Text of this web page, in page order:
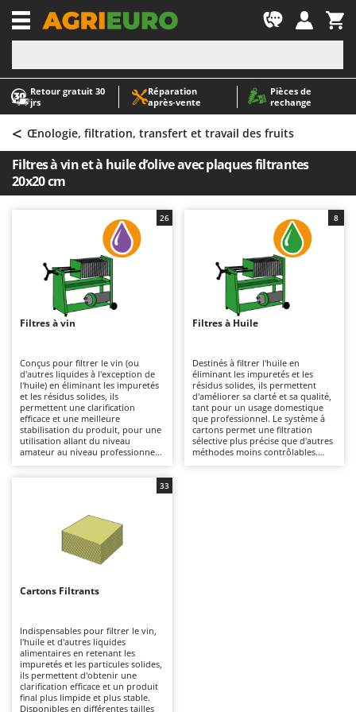
Retour gratuit 30
jrs
Réparation
après‑vente
Pièces de
rechange
-1
A
Abris de jardin
Accessoires pour tracteurs tondeuses autoportés
Aérateurs Scarificateurs pour gazon
Arracheuses de pommes de terre pour tracteur
Aspirateurs à cendres
Aspirateurs à feuilles sur roues
Aspirateurs de piscine
Aspirateurs Multifonctions
Atomiseurs agricoles pour tracteurs
Autolaveuses
Autres produits
B
Balayeuses
Bancs de scie pour le bois - Scies à bûches
Brosses pour sols extérieurs
Brouettes à moteur
Butteurs pour tracteur
C
Chargeurs de batterie - Démarreurs
Charrues pour tracteur
A
AgriEuro Premium
AgriEuro TOP-LINE
AGT
ALA 2000
Alce
Alpina
Ambrogio Robot
Annovi Reverberi
ANTHBOT
Archman
Ariete
Artus
Attila
Awelco
B
Baesso
Bahco
< Œnologie, filtration, transfert et travail des fruits
Filtres à vin et à huile d’olive avec plaques filtrantes
20x20 cm
Filtres à vin
Conçus pour filtrer le vin (ou
d'autres liquides à l'exception de
l'huile) en éliminant les impuretés
et les résidus solides, ils
permettent une clarification
efficace et une meilleure
stabilisation du produit, pour une
utilisation allant du niveau
amateur au niveau professionnel.
différents degrés de clarté
souhaités pour le vin. Disponibles
en versions portables ou sur
roulettes, ils se distinguent par
leur praticité d'utilisation et leur
d'autres modèles de la même
catégorie. Parfaits pour les caves,
permettent un traitement fiable
même sur des volumes moyens à
élevés. Pour maintenir des
performances constantes, il est
essentiel de remplacer les cartons
filtrants et de nettoyer
soigneusement les composants
après chaque utilisation.
26
Filtres à Huile
Destinés à filtrer l'huile en
éliminant les impuretés et les
résidus solides, ils permettent
d'améliorer sa clarté et sa qualité,
tant pour un usage domestique
que professionnel. Le système à
cartons permet une filtration
sélective plus précise que d'autres
méthodes moins contrôlables.
8
Cartons Filtrants
Indispensables pour filtrer le vin,
l'huile et d'autres liquides
alimentaires en retenant les
impuretés et les particules solides,
ils permettent d'obtenir une
clarification efficace et un produit
final plus limpide et plus stable.
Disponibles en différentes tailles
33